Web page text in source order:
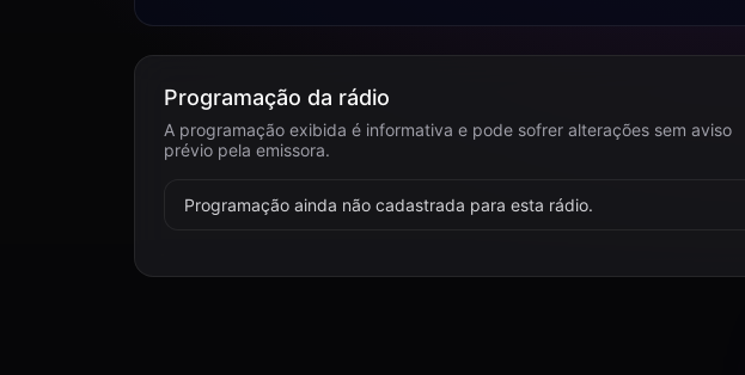
Programação da rádio
A programação exibida é informativa e pode sofrer alterações sem aviso
prévio pela emissora.
Programação ainda não cadastrada para esta rádio.